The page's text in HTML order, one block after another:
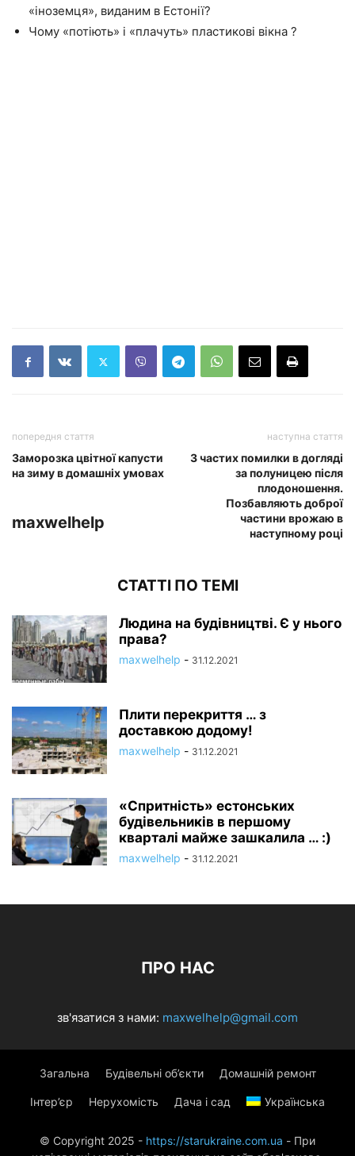
«іноземця», виданим в Естонії?
Чому «потіють» і «плачуть» пластикові вікна ?
попередня стаття
Заморозка цвітної капусти
на зиму в домашніх умовах
наступна стаття
3 частих помилки в догляді
за полуницею після
плодоношення.
Позбавляють доброї
частини врожаю в
наступному році
maxwelhelp
СТАТТІ ПО ТЕМІ
Людина на будівництві. Є у нього
права?
maxwelhelp - 31.12.2021
Плити перекриття … з
доставкою додому!
maxwelhelp - 31.12.2021
«Спритність» естонських
будівельників в першому
кварталі майже зашкалила … :)
maxwelhelp - 31.12.2021
ПРО НАС
зв'язатися з нами: maxwelhelp@gmail.com
Загальна Будівельні об’єкти Домашній ремонт
Інтер’єр Нерухомість Дача і сад Українська
© Copyright 2025 - https://starukraine.com.ua - При